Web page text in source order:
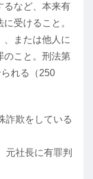
るなど、本来有
受けること。
、または他人に
のこと。刑法第
れる（250
詐欺をしている
元社長に有罪判